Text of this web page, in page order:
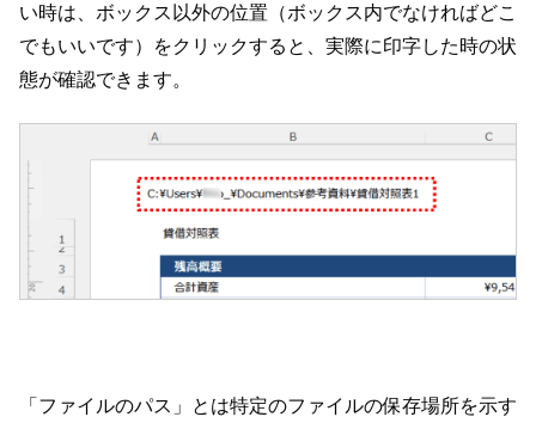
い時は、ボックス以外の位置（ボックス内でなければどこ
でもいいです）をクリックすると、実際に印字した時の状
態が確認できます。
「ファイルのパス」とは特定のファイルの保存場所を示す